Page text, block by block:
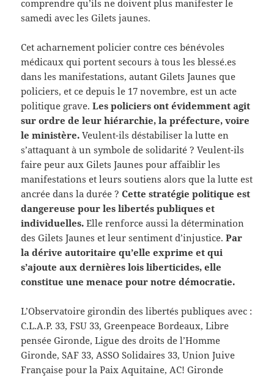
comprendre qu’ils ne doivent plus manifester le
samedi avec les Gilets jaunes.
Cet acharnement policier contre ces bénévoles
médicaux qui portent secours à tous les blessé.es
dans les manifestations, autant Gilets Jaunes que
policiers, et ce depuis le 17 novembre, est un acte
politique grave.Les policiers ont évidemment agit
sur ordre de leur hiérarchie, la préfecture, voire
le ministère. Veulent-ils déstabiliser la lutte en
s’attaquant à un symbole de solidarité ? Veulent-ils
faire peur aux Gilets Jaunes pour affaiblir les
manifestations et leurs soutiens alors que la lutte est
ancrée dans la durée ?Cette stratégie politique est
dangereuse pour les libertés publiques et
individuelles. Elle renforce aussi la détermination
des Gilets Jaunes et leur sentiment d’injustice.Par
la dérive autoritaire qu’elle exprime et qui
s’ajoute aux dernières lois liberticides, elle
constitue une menace pour notre démocratie.
L’Observatoire girondin des libertés publiques avec :
C.L.A.P. 33, FSU 33, Greenpeace Bordeaux, Libre
pensée Gironde, Ligue des droits de l’Homme
Gironde, SAF 33, ASSO Solidaires 33, Union Juive
Française pour la Paix Aquitaine, AC! Gironde